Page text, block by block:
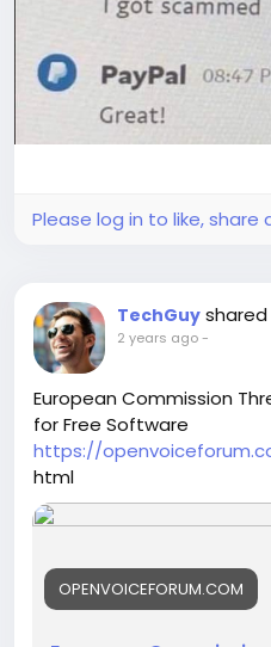
Please log in to like,
TechGuy shared
2 years ago-
European Commission
for Free Software
https://
html
OPENVOICEFORUM.COM